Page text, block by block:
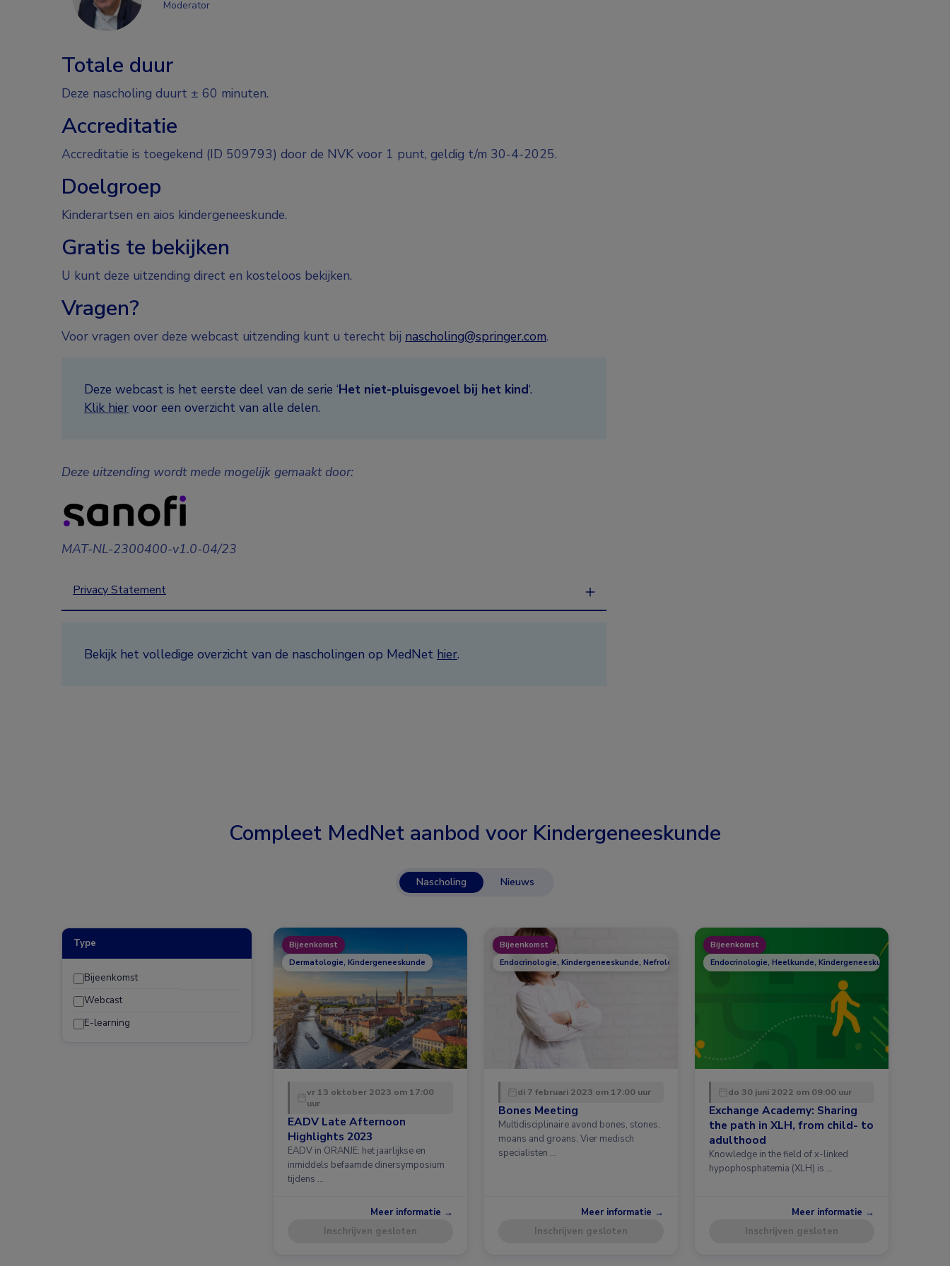
Moderator
Totale duur
Deze nascholing duurt ± 60 minuten.
Accreditatie
Accreditatie is toegekend (ID 509793) door de NVK voor 1 punt, geldig t/m 30-4-2025.
Doelgroep
Kinderartsen en aios kindergeneeskunde.
Gratis te bekijken
U kunt deze uitzending direct en kosteloos bekijken.
Vragen?
Voor vragen over deze webcast uitzending kunt u terecht bij nascholing@springer.com.
Deze webcast is het eerste deel van de serie ‘Het niet-pluisgevoel bij het kind‘.
Klik hier voor een overzicht van alle delen.
Deze uitzending wordt mede mogelijk gemaakt door:
MAT-NL-2300400-v1.0-04/23
Privacy Statement
Bekijk het volledige overzicht van de nascholingen op MedNet hier.
Compleet MedNet aanbod voor Kindergeneeskunde
Nascholing Nieuws
Type
Bijeenkomst
Webcast
E-learning
Bijeenkomst
Dermatologie, Kindergeneeskunde
vr 13 oktober 2023 om 17:00
uur
EADV Late Afternoon
Highlights 2023
EADV in ORANJE: het jaarlijkse en
inmiddels befaamde dinersymposium
tijdens …
Meer informatie →
Inschrijven gesloten
Bijeenkomst
Endocrinologie, Kindergeneeskunde, Nefrologie, Reumatologie
di 7 februari 2023 om 17:00 uur
Bones Meeting
Multidisciplinaire avond bones, stones,
moans and groans. Vier medisch
specialisten …
Meer informatie →
Inschrijven gesloten
Bijeenkomst
Endocrinologie, Heelkunde, Kindergeneeskunde, Nefrologie,
do 30 juni 2022 om 09:00 uur
Exchange Academy: Sharing
the path in XLH, from child- to
adulthood
Knowledge in the field of x-linked
hypophosphatemia (XLH) is …
Meer informatie →
Inschrijven gesloten